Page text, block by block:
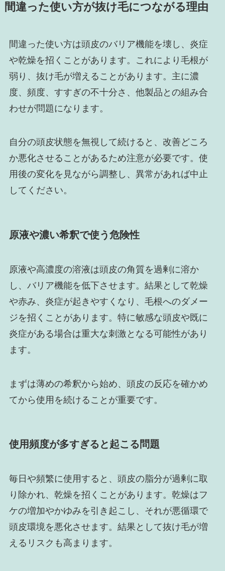
間違った使い方が抜け毛につながる理由
間違った使い方は頭皮のバリア機能を壊し、炎症
や乾燥を招くことがあります。これにより毛根が
弱り、抜け毛が増えることがあります。主に濃
度、頻度、すすぎの不十分さ、他製品との組み合
わせが問題になります。
自分の頭皮状態を無視して続けると、改善どころ
か悪化させることがあるため注意が必要です。使
用後の変化を見ながら調整し、異常があれば中止
してください。
原液や濃い希釈で使う危険性
原液や高濃度の溶液は頭皮の角質を過剰に溶か
し、バリア機能を低下させます。結果として乾燥
や赤み、炎症が起きやすくなり、毛根へのダメー
ジを招くことがあります。特に敏感な頭皮や既に
炎症がある場合は重大な刺激となる可能性があり
ます。
まずは薄めの希釈から始め、頭皮の反応を確かめ
てから使用を続けることが重要です。
使用頻度が多すぎると起こる問題
毎日や頻繁に使用すると、頭皮の脂分が過剰に取
り除かれ、乾燥を招くことがあります。乾燥はフ
ケの増加やかゆみを引き起こし、それが悪循環で
頭皮環境を悪化させます。結果として抜け毛が増
えるリスクも高まります。